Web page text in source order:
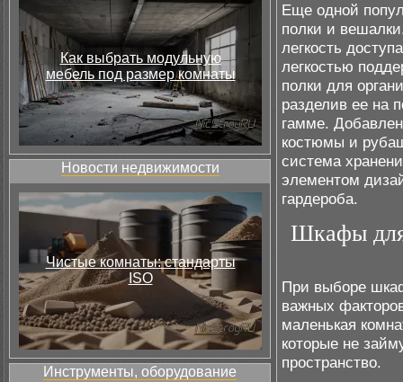
Как выбрать модульную
мебель под размер комнаты
Новости недвижимости
Чистые комнаты: стандарты
ISO
Инструменты, оборудование
Еще одной
полки и
легкость
легкостью
полки для
разделив ее на
гамме.
костюмы и
система
элементом
гардероба.
Шкафы для
При выборе
важных
маленькая
которые не
пространство.